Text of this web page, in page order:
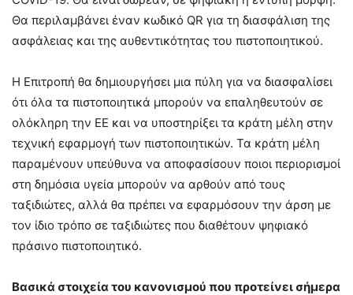
Θα περιλαμβάνει έναν κωδικό QR για τη διασφάλιση της
ασφάλειας και της αυθεντικότητας του πιστοποιητικού.
Η Επιτροπή θα δημιουργήσει μια πύλη για να διασφαλίσει
ότι όλα τα πιστοποιητικά μπορούν να επαληθευτούν σε
ολόκληρη την ΕΕ και να υποστηρίξει τα κράτη μέλη στην
τεχνική εφαρμογή των πιστοποιητικών. Τα κράτη μέλη
παραμένουν υπεύθυνα να αποφασίσουν ποιοι περιορισμοί
στη δημόσια υγεία μπορούν να αρθούν από τους
ταξιδιώτες, αλλά θα πρέπει να εφαρμόσουν την άρση με
τον ίδιο τρόπο σε ταξιδιώτες που διαθέτουν ψηφιακό
πράσινο πιστοποιητικό.
Βασικά στοιχεία του κανονισμού που προτείνει σήμερα